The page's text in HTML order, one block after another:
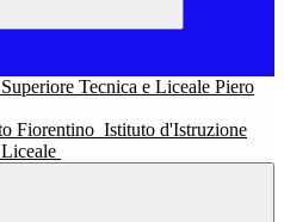
Fiorentino Istituto d'Istruzione